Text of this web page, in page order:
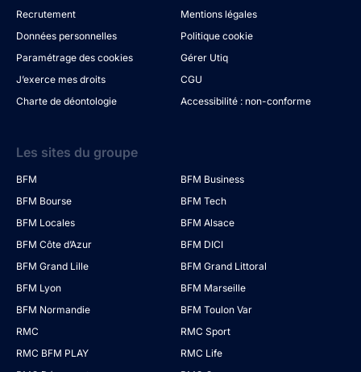
Recrutement
Mentions légales
Données personnelles
Politique cookie
Paramétrage des cookies
Gérer Utiq
J’exerce mes droits
CGU
Charte de déontologie
Accessibilité : non-conforme
Les sites du groupe
BFM
BFM Business
BFM Bourse
BFM Tech
BFM Locales
BFM Alsace
BFM Côte d’Azur
BFM DICI
BFM Grand Lille
BFM Grand Littoral
BFM Lyon
BFM Marseille
BFM Normandie
BFM Toulon Var
RMC
RMC Sport
RMC BFM PLAY
RMC Life